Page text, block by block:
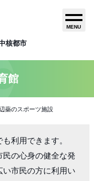
核都市
MENU
館
蘂のスポーツ施設
利用できます。
の心身の健全な発
市民の方に利用い